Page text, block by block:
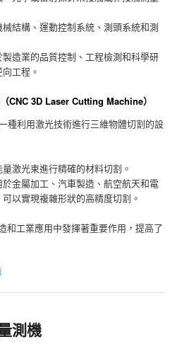
結構、運動控制系統、測頭系統和測
造業的品質控制、工程檢測和科學研
工程。
CNC 3D Laser Cutting Machine）
種利用激光技術進行三維物體切割的設
激光束進行精確的材料切割。
金屬加工、汽車製造、航空航天和電
以實現複雜形狀的高精度切割。
和工業應用中發揮著重要作用，提高了
測機